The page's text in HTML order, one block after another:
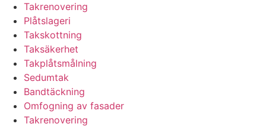
Takrenovering
Plåtslageri
Takskottning
Taksäkerhet
Takplåtsmålning
Sedumtak
Bandtäckning
Omfogning av fasader
Takrenovering